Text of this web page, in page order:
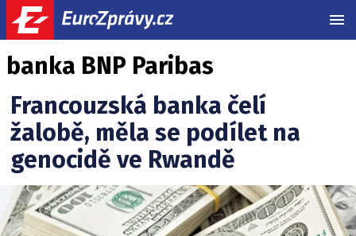
banka BNP Paribas
Francouzská banka čelí
žalobě, měla se podílet na
genocidě ve Rwandě